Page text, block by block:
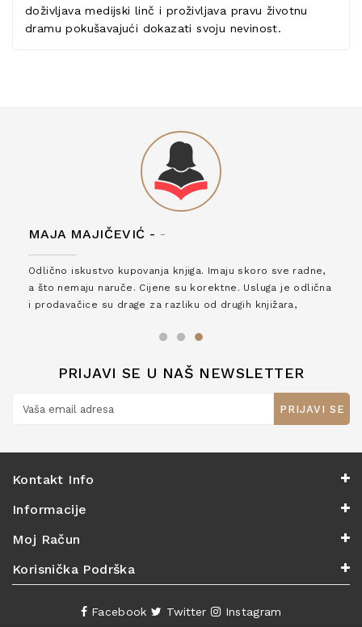
doživljava medijski linč i proživljava pravu životnu
dramu pokušavajući dokazati svoju nevinost.
MAJA MAJIČEVIĆ - -
Odlično iskustvo kupovanja knjiga. Imaju skoro sve radne,
a što nemaju naruče. Cijene su korektne. Usluga je odlična
i prodavačice su drage za razliku od drugih knjižara,
PRIJAVI SE U NAŠ NEWSLETTER
PRIJAVI SE
Kontakt Info
Informacije
Moj Račun
Korisnička Podrška
Facebook Twitter Instagram